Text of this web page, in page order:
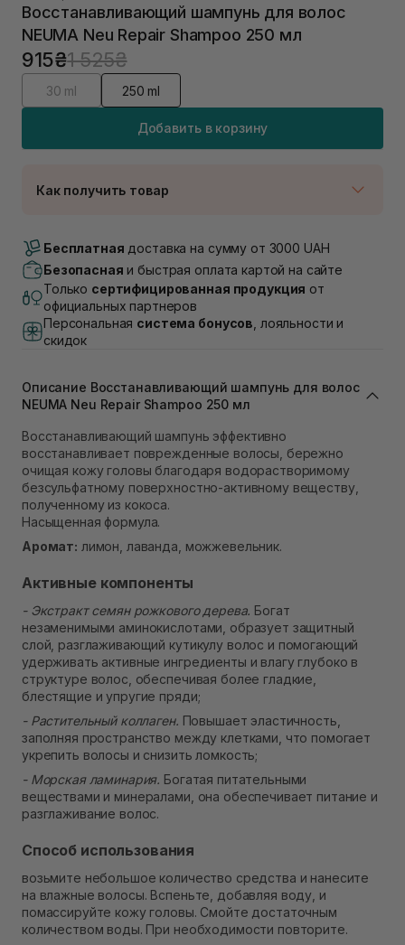
Восстанавливающий шампунь для волос
NEUMA Neu Repair Shampoo 250 мл
915₴1 525₴
30 ml 250 ml
Добавить в корзину
Как получить товар
В наличии
Самовывоз г. Луцк, Винниченка 4
Самовывоз г. Львов, ул. Академика Подстригача,
1В (Duck's Lake)
Самовывоз г. Львов ул. Степана Бандеры 43
В наличии
Самовывоз Ровно
Самовывоз г. Ровно, ул. Кулика и Гудачека 23 (ТЦ
Экватор)
В наличии
Бесплатная доставка на сумму от 3000 UAH
Безопасная и быстрая оплата картой на сайте
Только сертифицированная продукция от
официальных партнеров
Персональная система бонусов , лояльности и
скидок
Описание Восстанавливающий шампунь для волос
NEUMA Neu Repair Shampoo 250 мл
Восстанавливающий шампунь эффективно
восстанавливает поврежденные волосы, бережно
очищая кожу головы благодаря водорастворимому
безсульфатному поверхностно-активному веществу,
полученному из кокоса.
Насыщенная формула.
Аромат: лимон, лаванда, можжевельник.
Активные компоненты
- Экстракт семян рожкового дерева. Богат
незаменимыми аминокислотами, образует защитный
слой, разглаживающий кутикулу волос и помогающий
удерживать активные ингредиенты и влагу глубоко в
структуре волос, обеспечивая более гладкие,
блестящие и упругие пряди;
- Растительный коллаген. Повышает эластичность,
заполняя пространство между клетками, что помогает
укрепить волосы и снизить ломкость;
- Морская ламинария. Богатая питательными
веществами и минералами, она обеспечивает питание и
разглаживание волос.
Способ использования
возьмите небольшое количество средства и нанесите
на влажные волосы. Вспеньте, добавляя воду, и
помассируйте кожу головы. Смойте достаточным
количеством воды. При необходимости повторите.